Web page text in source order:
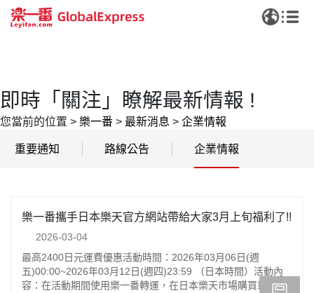
即時「關注」瞭解最新情報 !
您當前的位置 > 樂一番 > 最新消息 > 企業情報
重要通知 路線公告 企業情報
樂一番攜手日本樂天官方網站帶給大家3月上旬福利了!!
2026-03-04
最高2400日元運費優惠活動時間：2026年03月06日(週
五)00:00~2026年03月12日(週四)23:59 （日本時間）活動內
容：在活動期間使用樂一番轉運，在日本樂天市場購買單一訂